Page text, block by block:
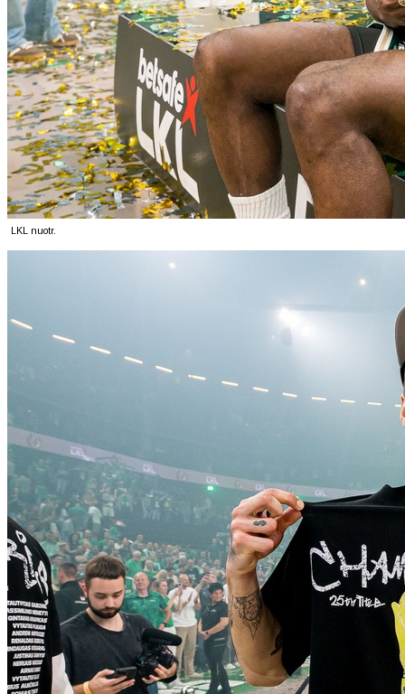
LKL nuotr.